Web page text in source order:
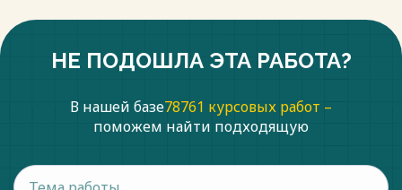
НЕ ПОДОШЛА ЭТА РАБОТА?
В нашей базе78761 курсовых работ –
поможем найти подходящую